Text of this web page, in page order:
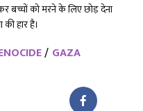
बच्चों को मरने के लिए छोड़ देना
हार है।
GAZA